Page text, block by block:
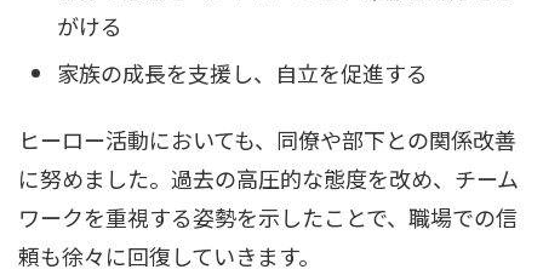
がける
家族の成長を支援し、自立を促進する
ヒーロー活動においても、同僚や部下との関係改善
に努めました。過去の高圧的な態度を改め、チーム
ワークを重視する姿勢を示したことで、職場での信
頼も徐々に回復していきます。